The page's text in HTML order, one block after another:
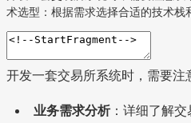
术选型：根据需求选择合适的技术栈
开发一套交易所系统时，需要注
业务需求分析：详细了解交